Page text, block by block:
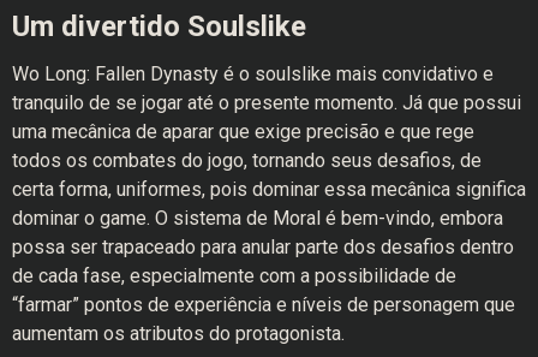
Um divertido Soulslike
Wo Long: Fallen Dynasty é o soulslike mais convidativo e
tranquilo de se jogar até o presente momento. Já que possui
uma mecânica de aparar que exige precisão e que rege
todos os combates do jogo, tornando seus desafios, de
certa forma, uniformes, pois dominar essa mecânica significa
dominar o game. O sistema de Moral é bem-vindo, embora
possa ser trapaceado para anular parte dos desafios dentro
de cada fase, especialmente com a possibilidade de
“farmar” pontos de experiência e níveis de personagem que
aumentam os atributos do protagonista.